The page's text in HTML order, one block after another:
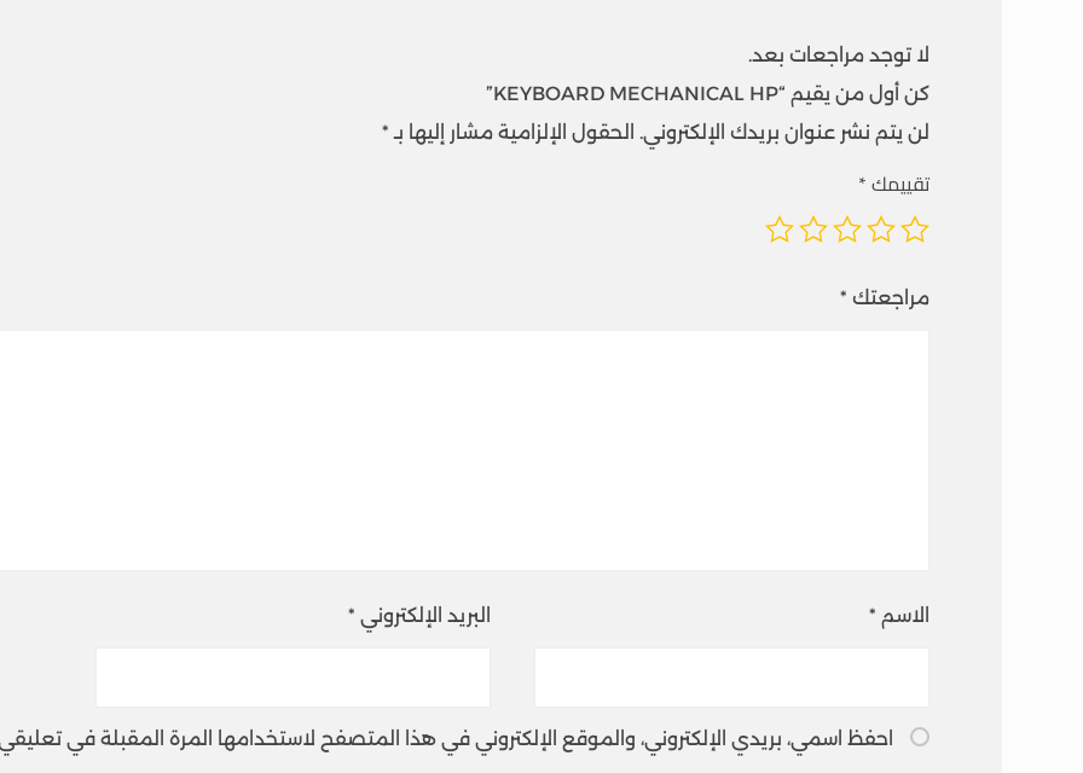
لا توجد مراجعات بعد.
كن أول من يقيم “KEYBOARD MECHANICAL HP”
لن يتم نشر عنوان بريدك الإلكتروني. الحقول الإلزامية مشار إليها بـ *
تقييمك*
مراجعتك *
الاسم * البريد الإلكتروني *
احفظ اسمي، بريدي الإلكتروني، والموقع الإلكتروني في هذا المتصفح لاستخدامها المرة المقبلة في